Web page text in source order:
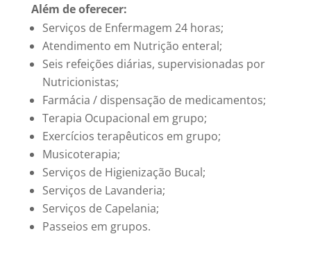
Além de oferecer:
Serviços de Enfermagem 24 horas;
Atendimento em Nutrição enteral;
Seis refeições diárias, supervisionadas por
Nutricionistas;
Farmácia / dispensação de medicamentos;
Terapia Ocupacional em grupo;
Exercícios terapêuticos em grupo;
Musicoterapia;
Serviços de Higienização Bucal;
Serviços de Lavanderia;
Serviços de Capelania;
Passeios em grupos.